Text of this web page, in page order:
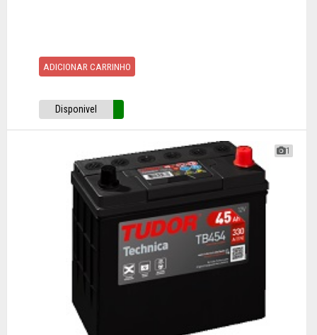
ADICIONAR CARRINHO
Disponivel
1